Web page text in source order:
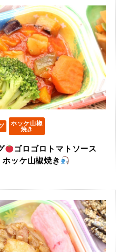
ホッケ山椒
焼き
ゴロゴロトマトソース
ッケ山椒焼き